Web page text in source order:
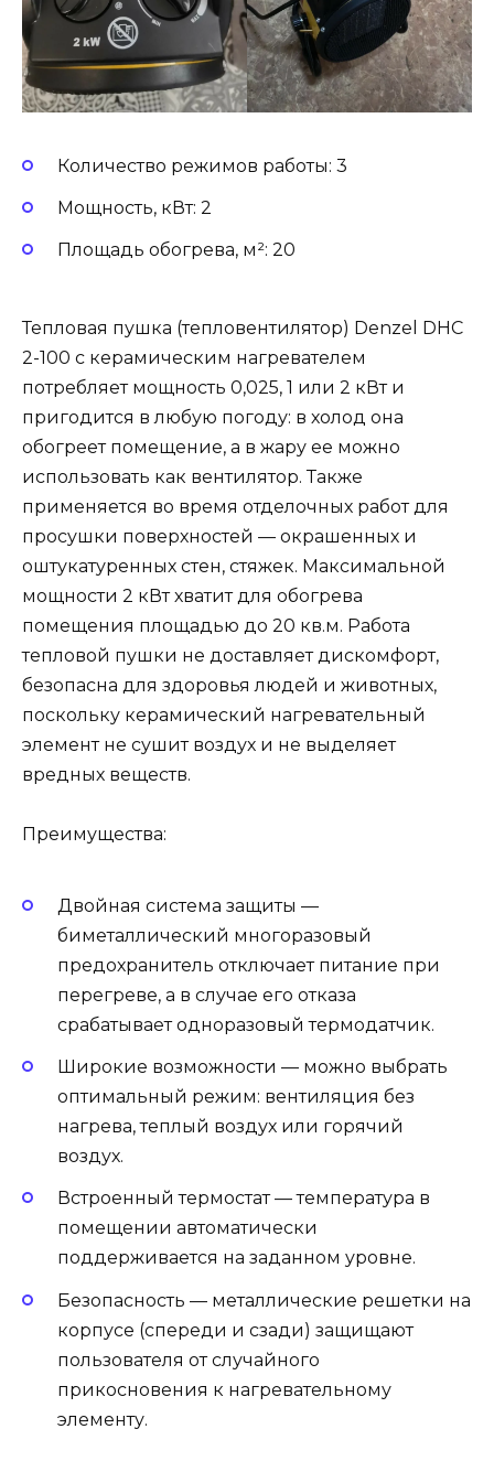
Количество режимов работы: 3
Мощность, кВт: 2
Площадь обогрева, м²: 20
Тепловая пушка (тепловентилятор) Denzel DHC
2-100 с керамическим нагревателем
потребляет мощность 0,025, 1 или 2 кВт и
пригодится в любую погоду: в холод она
обогреет помещение, а в жару ее можно
использовать как вентилятор. Также
применяется во время отделочных работ для
просушки поверхностей — окрашенных и
оштукатуренных стен, стяжек. Максимальной
мощности 2 кВт хватит для обогрева
помещения площадью до 20 кв.м. Работа
тепловой пушки не доставляет дискомфорт,
безопасна для здоровья людей и животных,
поскольку керамический нагревательный
элемент не сушит воздух и не выделяет
вредных веществ.
Преимущества:
Двойная система защиты —
биметаллический многоразовый
предохранитель отключает питание при
перегреве, а в случае его отказа
срабатывает одноразовый термодатчик.
Широкие возможности — можно выбрать
оптимальный режим: вентиляция без
нагрева, теплый воздух или горячий
воздух.
Встроенный термостат — температура в
помещении автоматически
поддерживается на заданном уровне.
Безопасность — металлические решетки на
корпусе (спереди и сзади) защищают
пользователя от случайного
прикосновения к нагревательному
элементу.